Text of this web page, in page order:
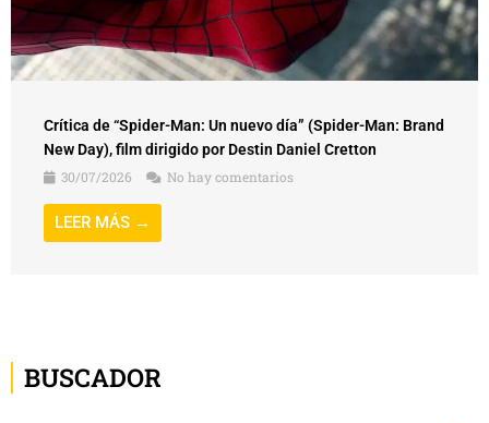
Crítica de “Spider-Man: Un nuevo día” (Spider-Man: Brand
New Day), film dirigido por Destin Daniel Cretton
30/07/2026
No hay comentarios
LEER MÁS →
BUSCADOR